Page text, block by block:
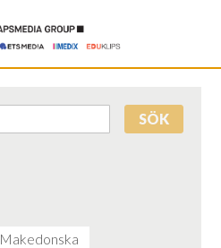
SÖK
Makedonska